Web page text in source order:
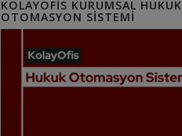
KOLAYOFIS KURUMSAL HUKUK
OTOMASYON SISTEMI